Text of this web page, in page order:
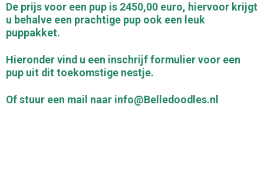
De prijs voor een pup is 2450,00 euro, hiervoor krijgt
u behalve een prachtige pup ook een leuk
puppakket.
Hieronder vind u een inschrijf formulier voor een
pup uit dit toekomstige nestje.
Of stuur een mail naar info@Belledoodles.nl